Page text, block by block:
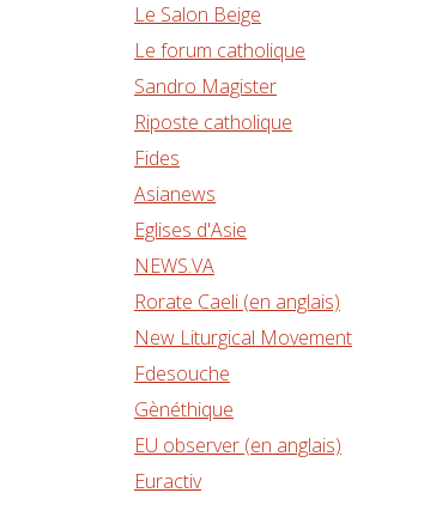
Le Salon Beige
Le forum catholique
Sandro Magister
Riposte catholique
Fides
Asianews
Eglises d'Asie
NEWS.VA
Rorate Caeli (en anglais)
New Liturgical Movement
Fdesouche
Gènéthique
EU observer (en anglais)
Euractiv